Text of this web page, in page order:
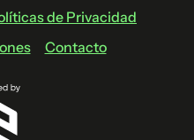
de Privacidad
Contacto